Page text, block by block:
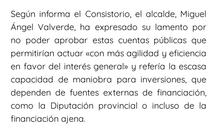
Según informa el Consistorio, el alcalde, Miguel
Ángel Valverde, ha expresado su lamento por
no poder aprobar estas cuentas públicas que
permitirían actuar «con más agilidad y eficiencia
en favor del interés general» y refería la escasa
capacidad de maniobra para inversiones, que
dependen de fuentes externas de financiación,
como la Diputación provincial o incluso de la
financiación ajena.